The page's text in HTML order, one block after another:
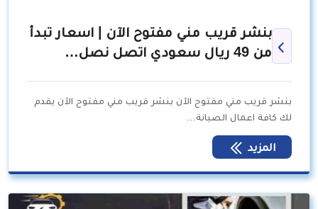
بنشر قريب مني مفتوح الآن | اسعار تبدأ
من 49 ريال سعودي اتصل نصل…
بنشر قريب مني مفتوح الآن بنشر قريب مني مفتوح الآن يقدم
لك كافة اعمال الصيانة…
المزيد